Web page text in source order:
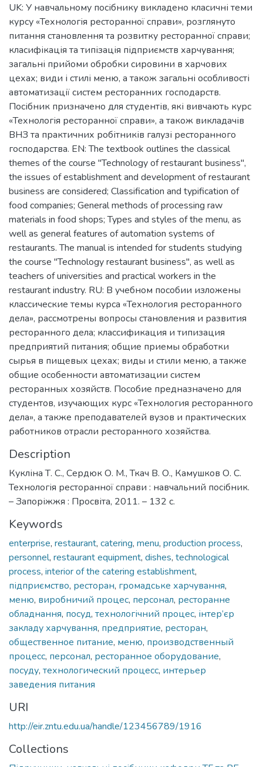
UK: У навчальному посібнику викладено класичні теми
курсу «Технологія ресторанної справи», розглянуто
питання становлення та розвитку ресторанної справи;
класифікація та типізація підприємств харчування;
загальні прийоми обробки сировини в харчових
цехах; види і стилі меню, а також загальні особливості
автоматизації систем ресторанних господарств.
Посібник призначено для студентів, які вивчають курс
«Технологія ресторанної справи», а також викладачів
ВНЗ та практичних робітників галузі ресторанного
господарства. EN: The textbook outlines the classical
themes of the course "Technology of restaurant business",
the issues of establishment and development of restaurant
business are considered; Classification and typification of
food companies; General methods of processing raw
materials in food shops; Types and styles of the menu, as
well as general features of automation systems of
restaurants. The manual is intended for students studying
the course "Technology restaurant business", as well as
teachers of universities and practical workers in the
restaurant industry. RU: В учебном пособии изложены
классические темы курса «Технология ресторанного
дела», рассмотрены вопросы становления и развития
ресторанного дела; классификация и типизация
предприятий питания; общие приемы обработки
сырья в пищевых цехах; виды и стили меню, а также
общие особенности автоматизации систем
ресторанных хозяйств. Пособие предназначено для
студентов, изучающих курс «Технология ресторанного
дела», а также преподавателей вузов и практических
работников отрасли ресторанного хозяйства.
Description
Кукліна Т. С., Сердюк О. М., Ткач В. О., Камушков О. С.
Технологія ресторанної справи : навчальний посібник.
– Запоріжжя : Просвіта, 2011. – 132 с.
Keywords
enterprise, restaurant, catering, menu, production process,
personnel, restaurant equipment, dishes, technological
process, interior of the catering establishment,
підприємство, ресторан, громадське харчування,
меню, виробничий процес, персонал, ресторанне
обладнання, посуд, технологічний процес, інтер’єр
закладу харчування, предприятие, ресторан,
общественное питание, меню, производственный
процесс, персонал, ресторанное оборудование,
посуду, технологический процесс, интерьер
заведения питания
URI
http://eir.zntu.edu.ua/handle/123456789/1916
Collections